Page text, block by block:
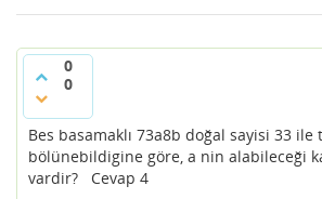
0
0
Bes basamaklı 73a8b doğal sayisi 33 ile
bölünebildigine göre, a nin alabileceği
vardir? Cevap 4